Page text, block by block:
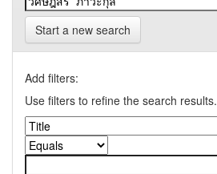
Start a new search
Add filters:
Use filters to refine the search results.